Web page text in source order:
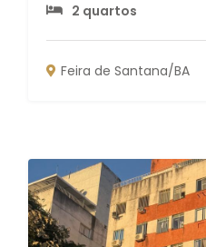
2 quartos
Feira de Santana/BA